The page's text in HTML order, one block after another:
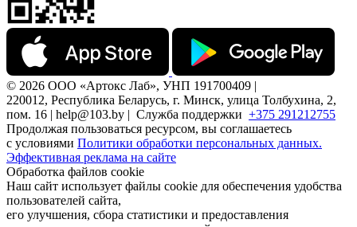
© 2026 ООО «Артокс Лаб», УНП 191700409 |
220012, Республика Беларусь, г. Минск, улица Толбухина, 2,
пом. 16 | help@103.by | Служба поддержки +375 291212755
Продолжая пользоваться ресурсом, вы соглашаетесь
с условиями Политики обработки персональных данных.
Эффективная реклама на сайте
Обработка файлов cookie
Наш сайт использует файлы cookie для обеспечения удобства
пользователей сайта,
его улучшения, сбора статистики и предоставления